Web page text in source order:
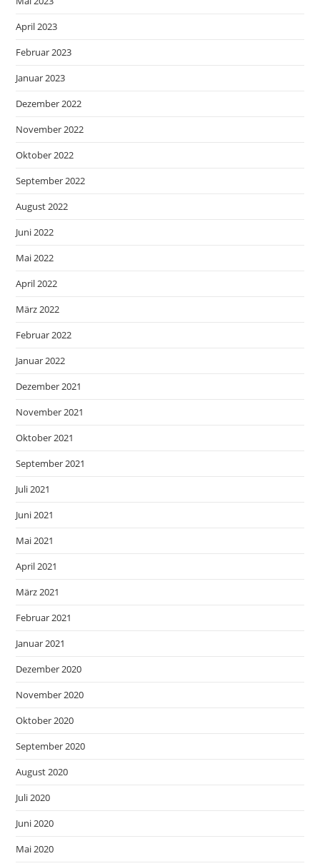
April 2023
Februar 2023
Januar 2023
Dezember 2022
November 2022
Oktober 2022
September 2022
August 2022
Juni 2022
Mai 2022
April 2022
März 2022
Februar 2022
Januar 2022
Dezember 2021
November 2021
Oktober 2021
September 2021
Juli 2021
Juni 2021
Mai 2021
April 2021
März 2021
Februar 2021
Januar 2021
Dezember 2020
November 2020
Oktober 2020
September 2020
August 2020
Juli 2020
Juni 2020
Mai 2020